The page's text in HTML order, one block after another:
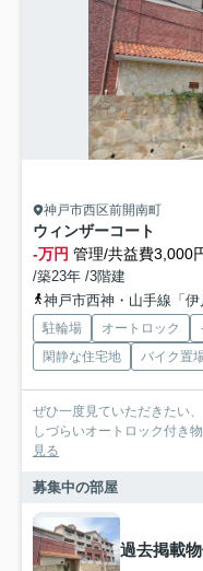
神戸市西区前開南町
ウィンザーコート
-万円 管理/共益費3,000
/築23年 /3階建
神戸市西神・山手線「
駐輪場 オートロック
閑静な住宅地
バイク置
ぜひ一度見ていただきたい
しづらいオートロック付き
見る
募集中の部屋
過去掲載